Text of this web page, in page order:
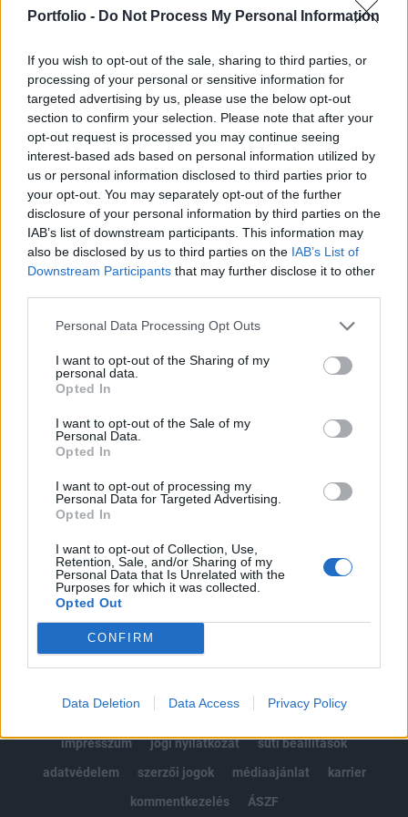
Portfolio - Do Not Process My Personal Information
If you wish to opt-out of the sale, sharing to third parties, or
processing of your personal or sensitive information for
targeted advertising by us, please use the below opt-out
section to confirm your selection. Please note that after your
opt-out request is processed you may continue seeing
interest-based ads based on personal information utilized by
us or personal information disclosed to third parties prior to
your opt-out. You may separately opt-out of the further
disclosure of your personal information by third parties on the
IAB’s list of downstream participants. This information may
also be disclosed by us to third parties on the IAB’s List of
Downstream Participants that may further disclose it to other
Personal Data Processing Opt Outs
I want to opt-out of the Sharing of my
personal data.
Opted In
I want to opt-out of the Sale of my
Personal Data.
Opted In
I want to opt-out of processing my
Personal Data for Targeted Advertising.
Opted In
I want to opt-out of Collection, Use,
Retention, Sale, and/or Sharing of my
Personal Data that Is Unrelated with the
Purposes for which it was collected.
Opted Out
CONFIRM
Data Deletion Data Access Privacy Policy
"varázsoló" megoldások piaca már eddig is zsúfolt
A Jusp olasz cég 6 millió dollárnyi forrásra tett szert,
amelyet a cég a chipes és pin kódos megoldásának széles
körű piacra vezetésére kíván fordítani. A Jusp egy olyan
eszköz sorozatgyártásába kezd, amely egy
mobiltelefonhoz kapcsolva egy alkalmazás segítségével
mobil POS terminálként válik használhatóvá. Az európai
piac már eddig is zsúfolt volt, a svéd iZettle...
KEDVES OLVASÓNK!
tartozik, melynek olvasása előfizetéses
regisztrációhoz kötött.
Az előfizetés a következőket tartalmazza:
Kötéslisták: BÉT elmúlt 2 év napon belüli
kötéslistái
Előfizetés
MÁR ELŐFIZETŐNK VAGY?BEJELENTKEZÉS
impresszum
jogi nyilatkozat
süti beállítások
adatvédelem
szerzői jogok médiaajánlat
karrier
kommentkezelés
ÁSZF